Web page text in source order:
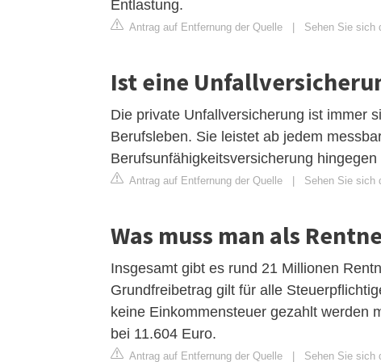
Entlastung.
Antrag auf Entfernung der Quelle | Sehen Sie sich
Ist eine
Die private Unfallversicherung ist immer
Berufsleben. Sie leistet ab jedem
Berufsunfähigkeitsversicherung
Antrag auf Entfernung der Quelle | Sehen Sie sich
Was muss man als
Insgesamt gibt es rund 21 Millionen
Grundfreibetrag gilt für alle
keine Einkommensteuer gezahlt werden
bei 11.604 Euro.
Antrag auf Entfernung der Quelle | Sehen Sie sich